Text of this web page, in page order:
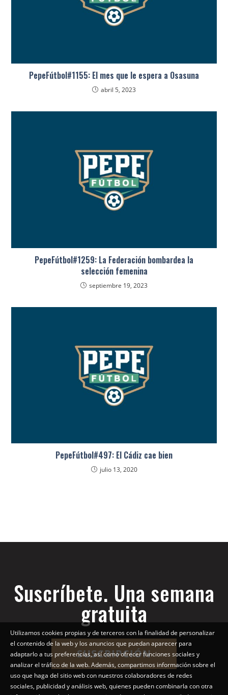
PepeFútbol#1155: El mes que le espera a Osasuna
abril 5, 2023
PepeFútbol#1259: La Federación bombardea la
selección femenina
septiembre 19, 2023
PepeFútbol#497: El Cádiz cae bien
julio 13, 2020
Suscríbete. Una semana
gratuita
SUSCRIPCIÓN
Utilizamos cookies propias y de terceros con la finalidad de personalizar
el contenido de la web y los anuncios que puedan aparecer para
adaptarlo a tus preferencias, así como ofrecer funciones sociales y
analizar el tráfico de la web. Además, compartimos información sobre el
uso que haga del sitio web con nuestros colaboradores de redes
sociales, publicidad y análisis web, quienes pueden combinarla con otra